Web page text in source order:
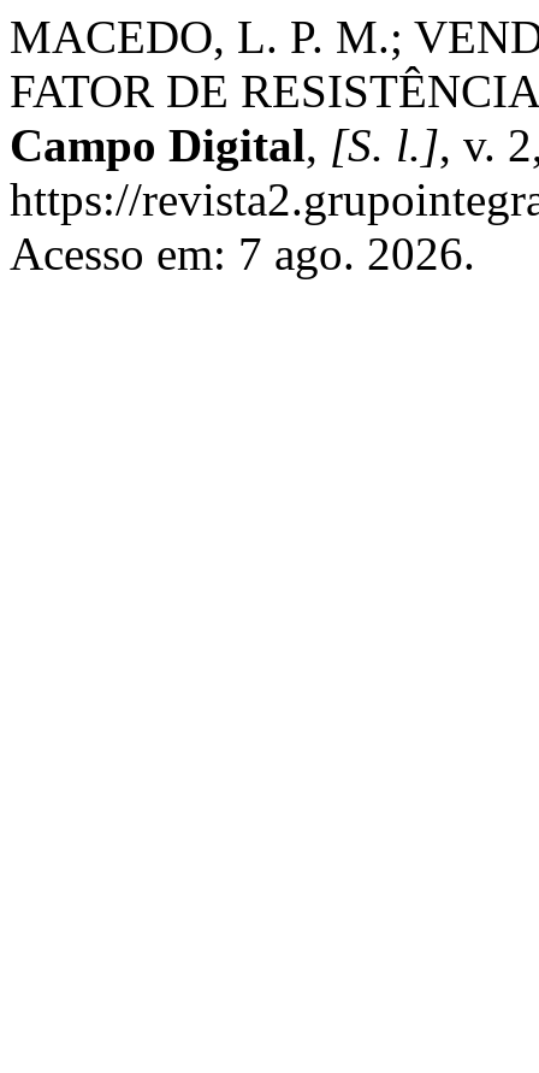
MACEDO, L. P. M.;
FATOR DE
Campo Digital, [S. l.], v.
https://
Acesso em: 7 ago. 2026.